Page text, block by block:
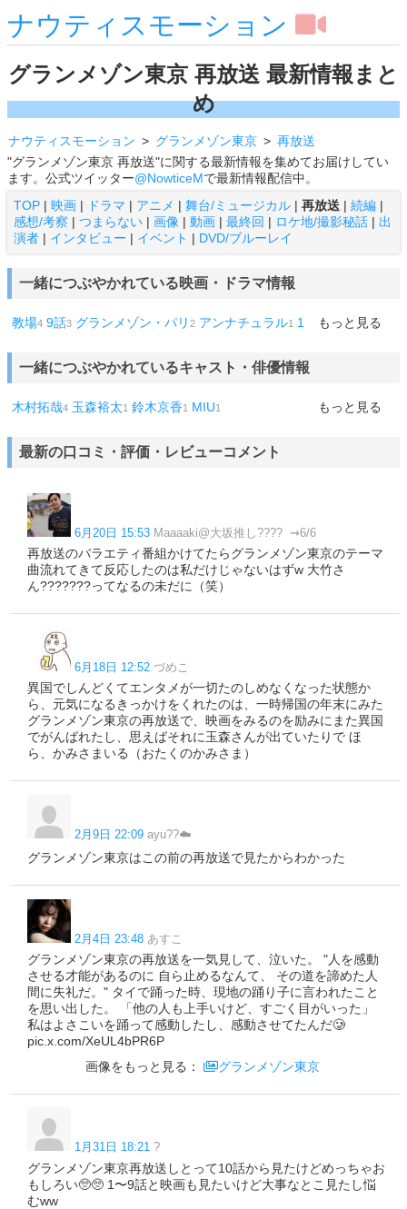
ナウティスモーション
グランメゾン東京 再放送 最新情報まと
め
ナウティスモーション グランメゾン東京
再放送
"グランメゾン東京 再放送"に関する最新情報を集めてお届けしてい
ます。公式ツイッター@NowticeMで最新情報配信中。
TOP | 映画 | ドラマ | アニメ | 舞台/ミュージカル | 再放送 | 続編 |
感想/考察 | つまらない | 画像 | 動画 | 最終回 | ロケ地/撮影秘話 | 出
演者 | インタビュー | イベント | DVD/ブルーレイ
一緒につぶやかれている映画・ドラマ情報
もっと見る
教場4 9話3 グランメゾン・パリ 2 アンナチュラル1 10話1 キングダ
一緒につぶやかれているキャスト・俳優情報
もっと見る
木村拓哉4 玉森裕太1 鈴木京香1 MIU1
最新の口コミ・評価・レビューコメント
6月20日 15:53 Maaaaki@大坂推し???? ︎ ⇝6/6
再放送のバラエティ番組かけてたらグランメゾン東京のテーマ
曲流れてきて反応したのは私だけじゃないはずw 大竹さ
ん???????ってなるの未だに（笑）
6月18日 12:52 づめこ
異国でしんどくてエンタメが一切たのしめなくなった状態か
ら、元気になるきっかけをくれたのは、一時帰国の年末にみた
グランメゾン東京の再放送で、映画をみるのを励みにまた異国
でがんばれたし、思えばそれに玉森さんが出ていたりで ほ
ら、かみさまいる（おたくのかみさま）
2月9日 22:09 ayu??☁️
グランメゾン東京はこの前の再放送で見たからわかった
2月4日 23:48 あすこ
グランメゾン東京の再放送を一気見して、泣いた。 "人を感動
させる才能があるのに 自ら止めるなんて、 その道を諦めた人
間に失礼だ。" タイで踊った時、現地の踊り子に言われたこと
を思い出した。 「他の人も上手いけど、すごく目がいった」
私はよさこいを踊って感動したし、感動させてたんだ🥲
pic.x.com/XeUL4bPR6P
画像をもっと見る：
グランメゾン東京
1月31日 18:21 ?
グランメゾン東京再放送しとって10話から見たけどめっちゃお
もしろい🥺🥺 1〜9話と映画も見たいけど大事なとこ見たし悩
むww